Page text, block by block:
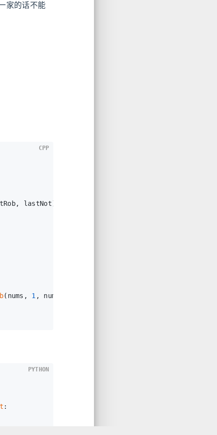
家的话不能
lastNot);
(nums, 1 , nums.
CPP
:
PYTHON